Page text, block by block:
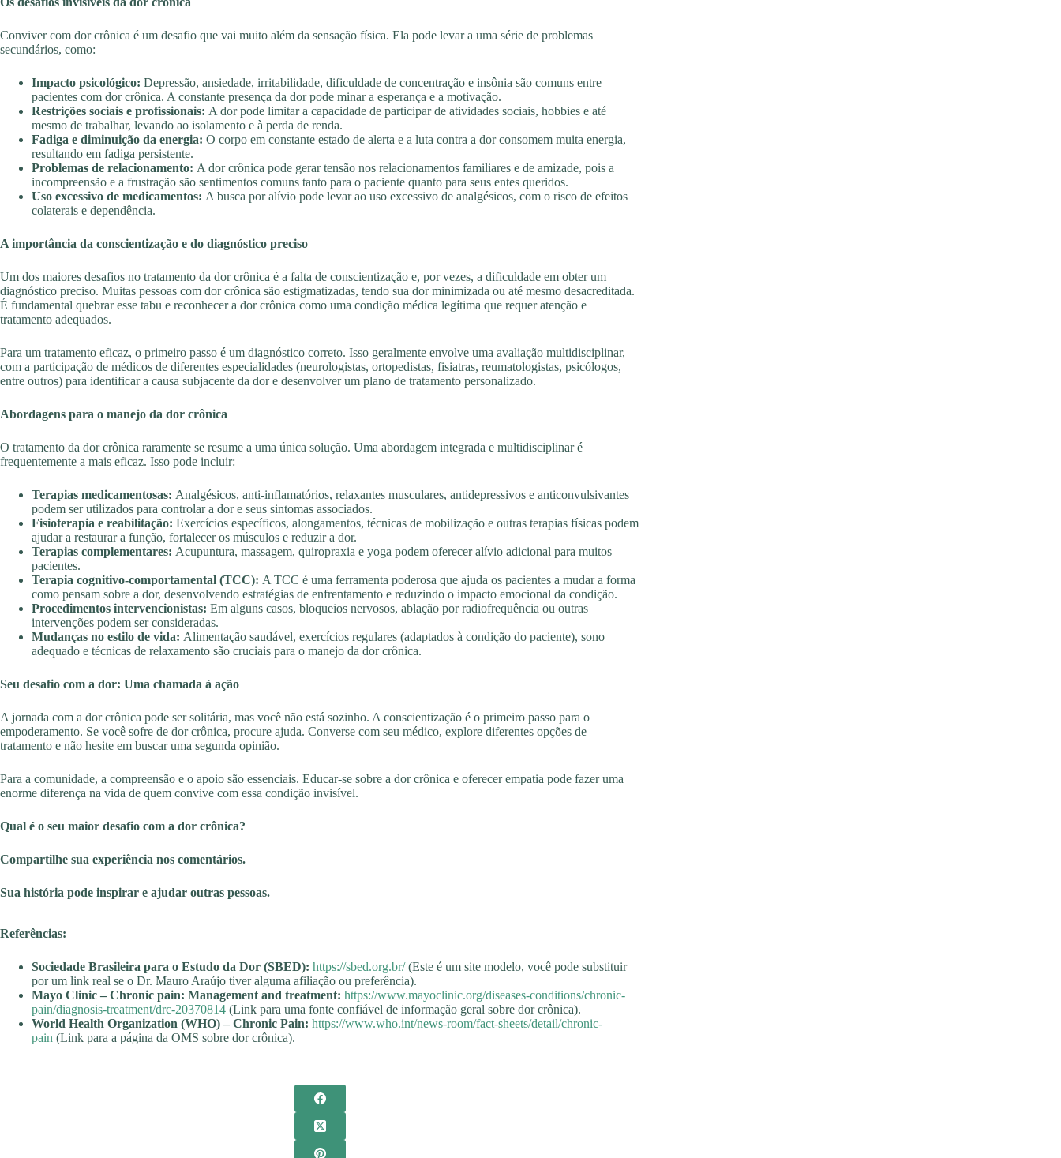
Conviver com dor crônica é um desafio que vai muito além da sensação física. Ela pode levar a uma série de problemas
secundários, como:
Impacto psicológico: Depressão, ansiedade, irritabilidade, dificuldade de concentração e insônia são comuns entre
pacientes com dor crônica. A constante presença da dor pode minar a esperança e a motivação.
Restrições sociais e profissionais: A dor pode limitar a capacidade de participar de atividades sociais, hobbies e até
mesmo de trabalhar, levando ao isolamento e à perda de renda.
Fadiga e diminuição da energia: O corpo em constante estado de alerta e a luta contra a dor consomem muita energia,
resultando em fadiga persistente.
Problemas de relacionamento: A dor crônica pode gerar tensão nos relacionamentos familiares e de amizade, pois a
incompreensão e a frustração são sentimentos comuns tanto para o paciente quanto para seus entes queridos.
Uso excessivo de medicamentos: A busca por alívio pode levar ao uso excessivo de analgésicos, com o risco de efeitos
colaterais e dependência.
A importância da conscientização e do diagnóstico preciso
Um dos maiores desafios no tratamento da dor crônica é a falta de conscientização e, por vezes, a dificuldade em obter um
diagnóstico preciso. Muitas pessoas com dor crônica são estigmatizadas, tendo sua dor minimizada ou até mesmo desacreditada.
É fundamental quebrar esse tabu e reconhecer a dor crônica como uma condição médica legítima que requer atenção e
tratamento adequados.
Para um tratamento eficaz, o primeiro passo é um diagnóstico correto. Isso geralmente envolve uma avaliação multidisciplinar,
com a participação de médicos de diferentes especialidades (neurologistas, ortopedistas, fisiatras, reumatologistas, psicólogos,
entre outros) para identificar a causa subjacente da dor e desenvolver um plano de tratamento personalizado.
Abordagens para o manejo da dor crônica
O tratamento da dor crônica raramente se resume a uma única solução. Uma abordagem integrada e multidisciplinar é
frequentemente a mais eficaz. Isso pode incluir:
Terapias medicamentosas: Analgésicos, anti-inflamatórios, relaxantes musculares, antidepressivos e anticonvulsivantes
podem ser utilizados para controlar a dor e seus sintomas associados.
Fisioterapia e reabilitação: Exercícios específicos, alongamentos, técnicas de mobilização e outras terapias físicas podem
ajudar a restaurar a função, fortalecer os músculos e reduzir a dor.
Terapias complementares: Acupuntura, massagem, quiropraxia e yoga podem oferecer alívio adicional para muitos
pacientes.
Terapia cognitivo-comportamental (TCC): A TCC é uma ferramenta poderosa que ajuda os pacientes a mudar a forma
como pensam sobre a dor, desenvolvendo estratégias de enfrentamento e reduzindo o impacto emocional da condição.
Procedimentos intervencionistas: Em alguns casos, bloqueios nervosos, ablação por radiofrequência ou outras
intervenções podem ser consideradas.
Mudanças no estilo de vida: Alimentação saudável, exercícios regulares (adaptados à condição do paciente), sono
adequado e técnicas de relaxamento são cruciais para o manejo da dor crônica.
Seu desafio com a dor: Uma chamada à ação
A jornada com a dor crônica pode ser solitária, mas você não está sozinho. A conscientização é o primeiro passo para o
empoderamento. Se você sofre de dor crônica, procure ajuda. Converse com seu médico, explore diferentes opções de
tratamento e não hesite em buscar uma segunda opinião.
Para a comunidade, a compreensão e o apoio são essenciais. Educar-se sobre a dor crônica e oferecer empatia pode fazer uma
enorme diferença na vida de quem convive com essa condição invisível.
Qual é o seu maior desafio com a dor crônica?
Compartilhe sua experiência nos comentários.
Sua história pode inspirar e ajudar outras pessoas.
Referências:
Sociedade Brasileira para o Estudo da Dor (SBED): https://sbed.org.br/(Este é um site modelo, você pode substituir
por um link real se o Dr. Mauro Araújo tiver alguma afiliação ou preferência).
Mayo Clinic – Chronic pain: Management and treatment: https://www.mayoclinic.org/diseases-conditions/chronic-
pain/diagnosis-treatment/drc-20370814 (Link para uma fonte confiável de informação geral sobre dor crônica).
World Health Organization (WHO) – Chronic Pain: https://www.who.int/news-room/fact-sheets/detail/chronic-
pain (Link para a página da OMS sobre dor crônica).